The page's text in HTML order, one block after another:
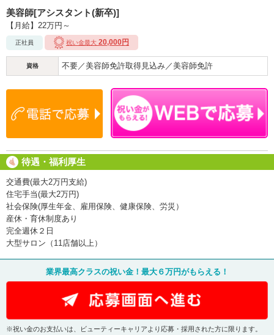
美容師[アシスタント(新卒)]
【月給】22万円～
正社員 祝い金最大 20,000円
資格 不要／美容師免許取得見込み／美容師免許
待遇・福利厚生
交通費(最大2万円支給)
住宅手当(最大2万円)
社会保険(厚生年金、雇用保険、健康保険、労災）
産休・育休制度あり
完全週休２日
大型サロン（11店舗以上）
業界最高クラスの祝い金！最大６万円がもらえる！
※祝い金のお支払いは、ビューティーキャリアより応募・採用された方に限ります。